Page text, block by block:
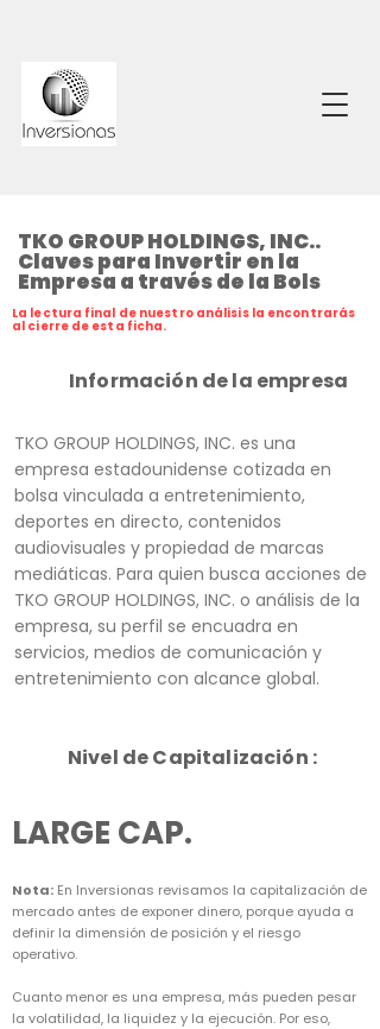
TKO GROUP HOLDINGS, INC..
Claves para Invertir en la
Empresa a través de la Bols
La lectura final de nuestro análisis la encontrarás
al cierre de esta ficha.
Información de la empresa
TKO GROUP HOLDINGS, INC. es una
empresa estadounidense cotizada en
bolsa vinculada a entretenimiento,
deportes en directo, contenidos
audiovisuales y propiedad de marcas
mediáticas. Para quien busca acciones de
TKO GROUP HOLDINGS, INC. o análisis de la
empresa, su perfil se encuadra en
servicios, medios de comunicación y
entretenimiento con alcance global.
Nivel de Capitalización :
LARGE CAP.
Nota: En Inversionas revisamos la capitalización de
mercado antes de exponer dinero, porque ayuda a
definir la dimensión de posición y el riesgo
operativo.
Cuanto menor es una empresa, más pueden pesar
la volatilidad, la liquidez y la ejecución. Por eso,